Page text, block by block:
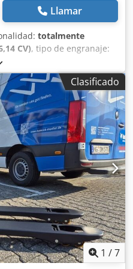
Llamar
totalmente
CV), tipo de engranaje:
fabricación:2008, horas de
cabina, horquillas
BOBCAT T2250 Año de
4.871 horas Capacidad
de elevación: 5 metros
de 2 velocidades
total: solo 190 cm - Incluye
- Acoplamiento rápido
el soporte de la horquilla
3 modos de dirección -
de visión trasera -
de iluminación con
inmediato - Buenos
para carretera (Países
€ (neto) ¡También es
Con un recargo, también
Clasificado
1 /7